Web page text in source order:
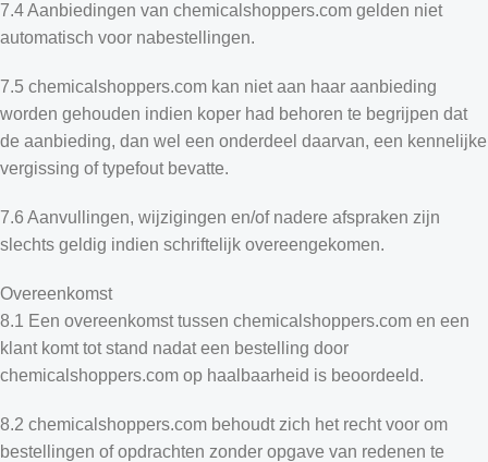
7.4 Aanbiedingen van chemicalshoppers.com gelden niet
automatisch voor nabestellingen.
7.5 chemicalshoppers.com kan niet aan haar aanbieding
worden gehouden indien koper had behoren te begrijpen dat
de aanbieding, dan wel een onderdeel daarvan, een kennelijke
vergissing of typefout bevatte.
7.6 Aanvullingen, wijzigingen en/of nadere afspraken zijn
slechts geldig indien schriftelijk overeengekomen.
Overeenkomst
8.1 Een overeenkomst tussen chemicalshoppers.com en een
klant komt tot stand nadat een bestelling door
chemicalshoppers.com op haalbaarheid is beoordeeld.
8.2 chemicalshoppers.com behoudt zich het recht voor om
bestellingen of opdrachten zonder opgave van redenen te